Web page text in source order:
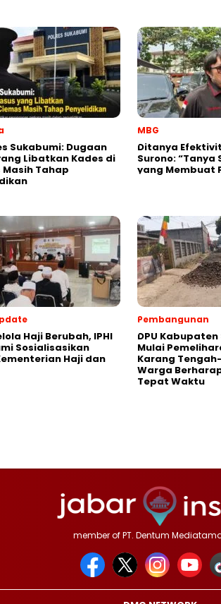
Sukabumi: Dugaan
Libatkan Kades di
Masih Tahap
MBG
‎Ditanya
Surono: “Tanya
yang Membuat
Haji Berubah, IPHI
Sosialisasikan
Haji dan
Pembangunan
‎DPU
Mulai
Karang
Warga
Tepat Waktu
member of PT. Dentum